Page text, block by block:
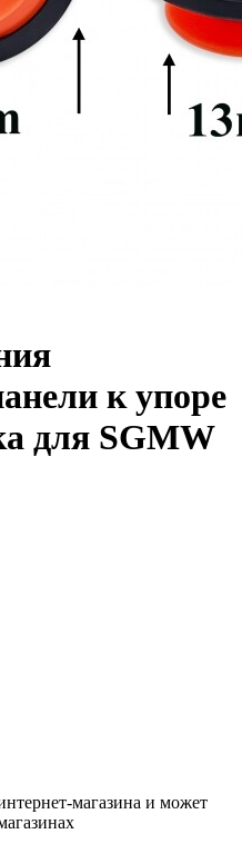
к упоре
для SGMW
магазина и может